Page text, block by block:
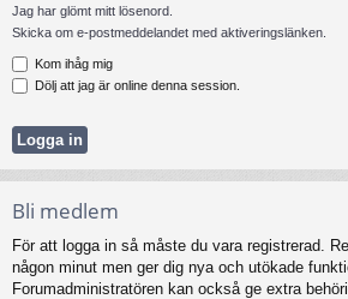
Jag har glömt mitt lösenord.
Skicka om e-postmeddelandet med aktiveringslänken.
Kom ihåg mig
Dölj att jag är online denna session.
Bli medlem
För att logga in så måste du vara registrerad.
någon minut men ger dig nya och utökade
Forumadministratören kan också ge extra